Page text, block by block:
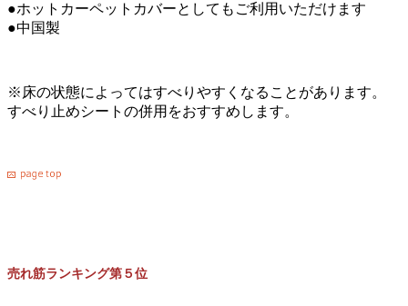
●ホットカーペットカバーとしてもご利用いただけます
●中国製
※床の状態によってはすべりやすくなることがあります。
すべり止めシートの併用をおすすめします。
売れ筋ランキング第５位